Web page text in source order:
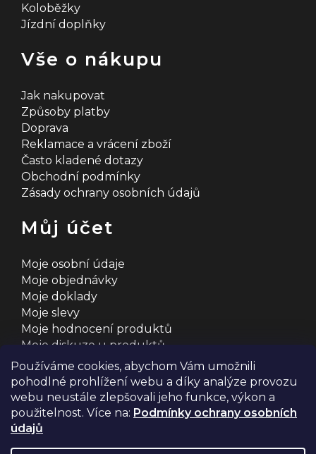
Používáme cookies, abychom Vám umožnili
pohodlné prohlížení webu a díky analýze provozu
webu neustále zlepšovali jeho funkce, výkon a
použitelnost. Více na: Podmínky ochrany osobních
údajů
u
Koloběžky
Jízdní doplňky
Vše o nákupu
Jak nakupovat
Způsoby platby
Doprava
Reklamace a vrácení zboží
Často kladené dotazy
Obchodní podmínky
Zásady ochrany osobních údajů
Můj účet
Moje osobní údaje
Moje objednávky
Moje doklady
Moje slevy
Moje hodnocení produktů
Moje diskuze u produktů